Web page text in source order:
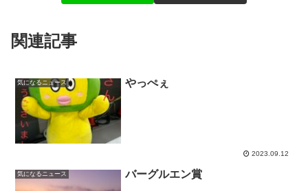
関連記事
気になるニュース やっぺぇ
2023.09.12
気になるニュース バーグルエン賞